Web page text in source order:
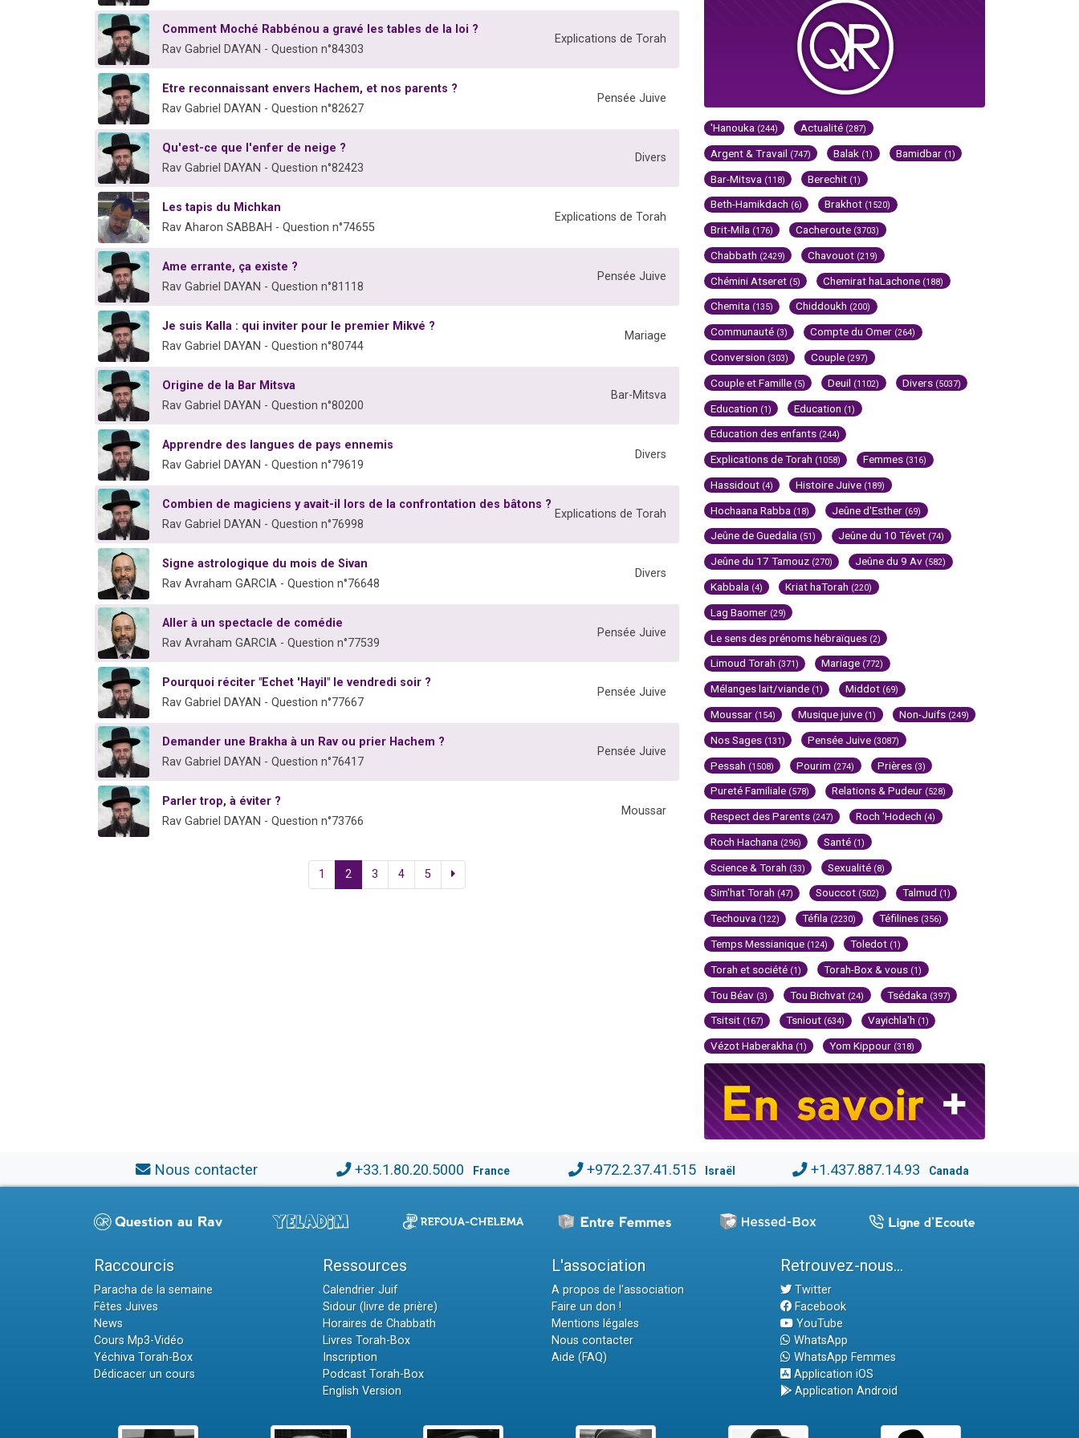
Comment Moché Rabbénou a gravé les tables de la loi ?
Rav Gabriel DAYAN - Question n°84303
Explications de Torah
Etre reconnaissant envers Hachem, et nos parents ?
Rav Gabriel DAYAN - Question n°82627
Pensée Juive
Qu'est-ce que l'enfer de neige ?
Rav Gabriel DAYAN - Question n°82423
Divers
Les tapis du Michkan
Rav Aharon SABBAH - Question n°74655
Explications de Torah
Ame errante, ça existe ?
Rav Gabriel DAYAN - Question n°81118
Pensée Juive
Je suis Kalla : qui inviter pour le premier Mikvé ?
Rav Gabriel DAYAN - Question n°80744
Mariage
Origine de la Bar Mitsva
Rav Gabriel DAYAN - Question n°80200
Bar-Mitsva
Apprendre des langues de pays ennemis
Rav Gabriel DAYAN - Question n°79619
Divers
Combien de magiciens y avait-il lors de la confrontation des bâtons ?
Rav Gabriel DAYAN - Question n°76998
Explications de Torah
Signe astrologique du mois de Sivan
Rav Avraham GARCIA - Question n°76648
Divers
Aller à un spectacle de comédie
Rav Avraham GARCIA - Question n°77539
Pensée Juive
Pourquoi réciter "Echet 'Hayil" le vendredi soir ?
Rav Gabriel DAYAN - Question n°77667
Pensée Juive
Demander une Brakha à un Rav ou prier Hachem ?
Rav Gabriel DAYAN - Question n°76417
Pensée Juive
Parler trop, à éviter ?
Rav Gabriel DAYAN - Question n°73766
Moussar
1 2 3 4 5
'Hanouka (244) Actualité (287)
Argent & Travail (747) Balak (1) Bamidbar (1)
Bar-Mitsva (118) Berechit (1)
Beth-Hamikdach (6) Brakhot (1520)
Brit-Mila (176) Cacheroute (3703)
Chabbath (2429) Chavouot (219)
Chémini Atseret (5) Chemirat haLachone (188)
Chemita (135) Chiddoukh (200)
Communauté (3) Compte du Omer (264)
Conversion (303) Couple (297)
Couple et Famille (5) Deuil (1102) Divers (5037)
Education (1) Education (1)
Education des enfants (244)
Explications de Torah (1058) Femmes (316)
Hassidout (4) Histoire Juive (189)
Hochaana Rabba (18) Jeûne d'Esther (69)
Jeûne de Guedalia (51) Jeûne du 10 Tévet (74)
Jeûne du 17 Tamouz (270) Jeûne du 9 Av (582)
Kabbala (4) Kriat haTorah (220)
Lag Baomer (29)
Le sens des prénoms hébraïques (2)
Limoud Torah (371) Mariage (772)
Mélanges lait/viande (1) Middot (69)
Moussar (154) Musique juive (1) Non-Juifs (249)
Nos Sages (131) Pensée Juive (3087)
Pessah (1508) Pourim (274) Prières (3)
Pureté Familiale (578) Relations & Pudeur (528)
Respect des Parents (247) Roch 'Hodech (4)
Roch Hachana (296) Santé (1)
Science & Torah (33) Sexualité (8)
Sim'hat Torah (47) Souccot (502) Talmud (1)
Techouva (122) Téfila (2230) Téfilines (356)
Temps Messianique (124) Toledot (1)
Torah et société (1) Torah-Box & vous (1)
Tou Béav (3) Tou Bichvat (24) Tsédaka (397)
Tsitsit (167) Tsniout (634) Vayichla'h (1)
Vézot Haberakha (1) Yom Kippour (318)
Nous contacter +33.1.80.20.5000 France +972.2.37.41.515 Israël +1.437.887.14.93 Canada
Raccourcis
Paracha de la semaine
Fêtes Juives
News
Cours Mp3-Vidéo
Yéchiva Torah-Box
Dédicacer un cours
Ressources
Calendrier Juif
Sidour (livre de prière)
Horaires de Chabbath
Livres Torah-Box
Inscription
Podcast Torah-Box
English Version
L'association
A propos de l'association
Faire un don !
Mentions légales
Nous contacter
Aide (FAQ)
Retrouvez-nous...
Twitter
Facebook
YouTube
WhatsApp
WhatsApp Femmes
Application iOS
Application Android